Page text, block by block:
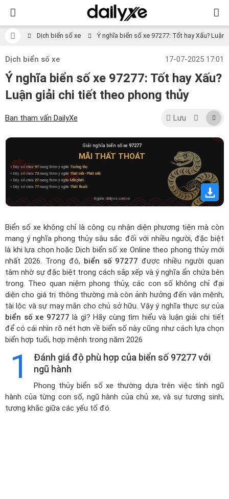
Dịch biển số xe Ý nghĩa biển số xe 97277: Tốt hay Xấu?
Dịch biển số xe 17-07-2025 17:01
Ý nghĩa biển số xe 97277: Tốt hay Xấu?
Luận giải chi tiết theo phong thủy
Ban tham vấn DailyXe Lưu
Giải nghĩa biển số xe 97277
MÃI THẤT THOÁT
» Dãy số chứa97 mang thêm ý nghĩa Trường thọ.
» Dãy số chứa 72 mang thêm ý nghĩaThất mãi - Phất mãi.
» Dãy số chứa 27 mang thêm ý nghĩaMãi phất.
» Dãy số chứa 77 mang thêm ý nghĩa Thất thoát.
Nguồn: dailyxe.com.vn
Biển số xe không chỉ là công cụ nhận diện phương tiện mà còn
mang ý nghĩa phong thủy sâu sắc đối với nhiều người, đặc biệt
là khi lựa chọn hoặcDịch biển số xe Online theo phong thủy mới
nhất 2026. Trong đó, biển số 97277 được nhiều người quan
tâm nhờ sự đặc biệt trong cách sắp xếp và ý nghĩa ẩn chứa bên
trong. Theo quan niệm phong thủy, các con số không chỉ đại
diện cho giá trị thông thường mà còn ảnh hưởng đến vận mệnh,
tài lộc và sự may mắn cho chủ sở hữu. Vậy ý nghĩa thực sự của
biển số xe 97277 là gì? Hãy cùng tìm hiểu và luận giải chi tiết
để có cái nhìn rõ nét hơn về biển số này cũng như cách lựa chọn
biển hợp tuổi, hợp mệnh trong năm 2026
1
Đánh giá độ phù hợp của biển số 97277 với
ngũ hành
Phong thủy biển số xe thường dựa trên việc tính ngũ
hành của từng con số, ngũ hành của chủ xe, và sự tương sinh,
tương khắc giữa các yếu tố đó.